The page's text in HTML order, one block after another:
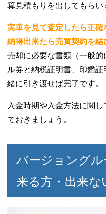
算見積もりを出してもらい
実車を見て査定したら正
納得出来たら売買契約を結
売却に必要な書類（一般
ル券と納税証明書、印鑑
緒に引き渡せば完了です。
入金時期や入金方法に関
ておきましょう。
バージョング
来る方・出来な